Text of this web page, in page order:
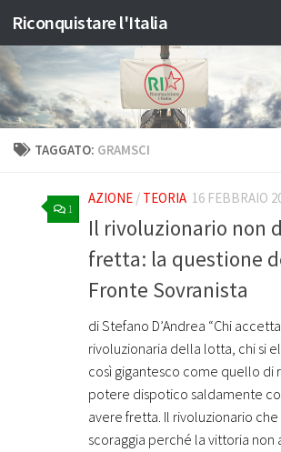
Salta al contenuto
Riconquistare l'Italia
TAGGATO: GRAMSCI
1
AZIONE / TEORIA 16 FEBBRAIO
Il rivoluzionario non
fretta: la questione
Fronte Sovranista
di Stefano D’Andrea “Chi
rivoluzionaria della lotta, chi si
così gigantesco come quello di
potere dispotico saldamente
avere fretta. Il rivoluzionario
scoraggia perché la vittoria non